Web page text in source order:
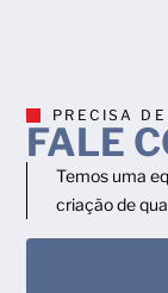
PRECISA
FALE
Temos uma
criação de